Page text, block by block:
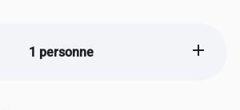
1 personne add